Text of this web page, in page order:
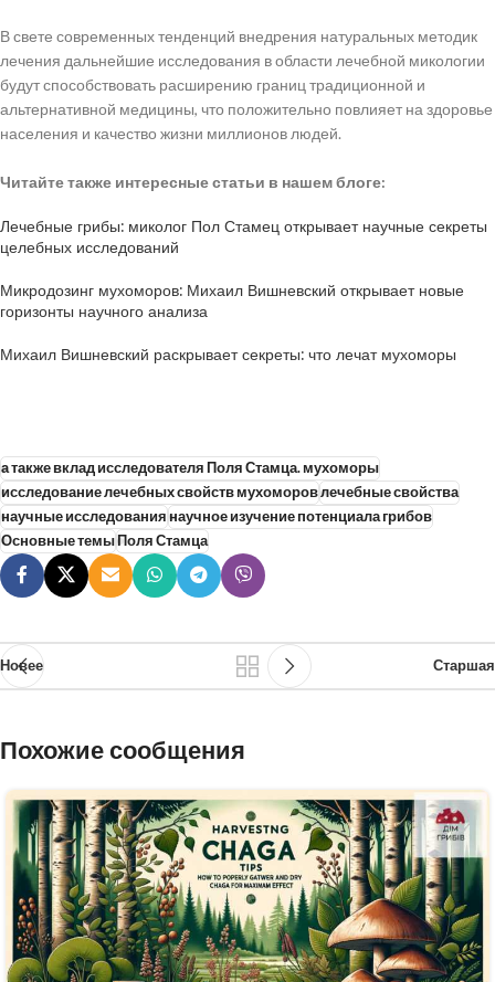
В свете современных тенденций внедрения натуральных методик
лечения дальнейшие исследования в области лечебной микологии
будут способствовать расширению границ традиционной и
альтернативной медицины, что положительно повлияет на здоровье
населения и качество жизни миллионов людей.
Читайте также интересные статьи в нашем блоге:
Лечебные грибы: миколог Пол Стамец открывает научные секреты
целебных исследований
Микродозинг мухоморов: Михаил Вишневский открывает новые
горизонты научного анализа
Михаил Вишневский раскрывает секреты: что лечат мухоморы
а также вклад исследователя Поля Стамца. мухоморы
исследование лечебных свойств мухоморовлечебные свойства
научные исследования научное изучение потенциала грибов
Основные темыПоля Стамца
Новее Старшая
Похожие сообщения